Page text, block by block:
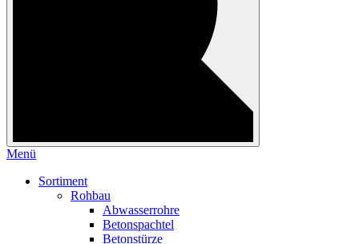
Menü
Sortiment
Rohbau
Abwasserrohre
Betonspachtel
Betonstürze